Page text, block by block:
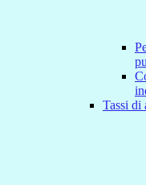
Tassi di